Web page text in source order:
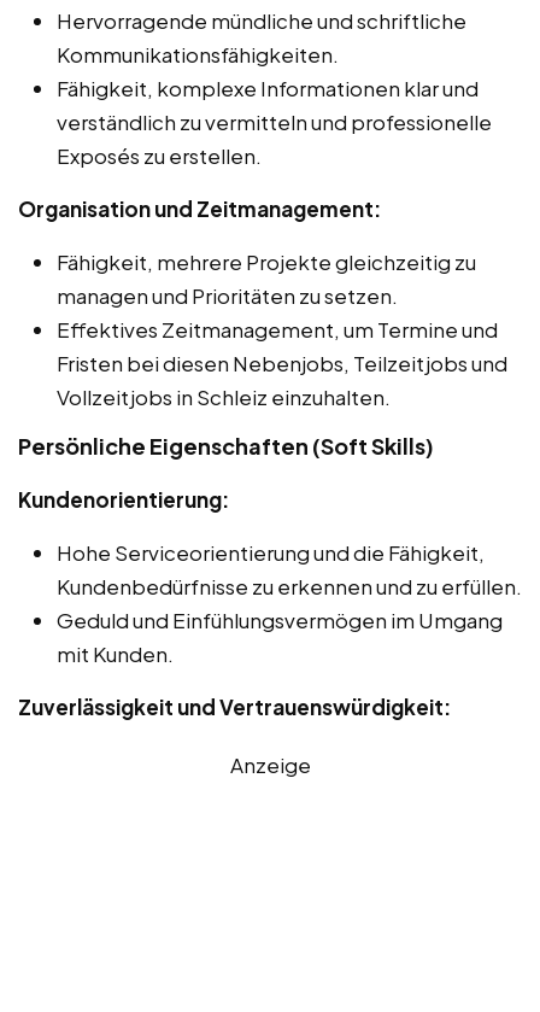
Hervorragende mündliche und schriftliche
Kommunikationsfähigkeiten.
Fähigkeit, komplexe Informationen klar und
verständlich zu vermitteln und professionelle
Exposés zu erstellen.
Organisation und Zeitmanagement:
Fähigkeit, mehrere Projekte gleichzeitig zu
managen und Prioritäten zu setzen.
Effektives Zeitmanagement, um Termine und
Fristen bei diesen Nebenjobs, Teilzeitjobs und
Vollzeitjobs in Schleiz einzuhalten.
Persönliche Eigenschaften (Soft Skills)
Kundenorientierung:
Hohe Serviceorientierung und die Fähigkeit,
Kundenbedürfnisse zu erkennen und zu erfüllen.
Geduld und Einfühlungsvermögen im Umgang
mit Kunden.
Zuverlässigkeit und Vertrauenswürdigkeit:
Anzeige